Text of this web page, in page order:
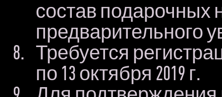
состав подарочных
предварительного
Требуется
по 13 октября 2019 г.